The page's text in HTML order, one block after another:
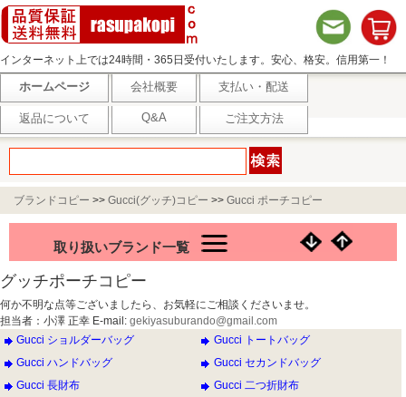
インターネット上では24時間・365日受付いたします。安心、格安。信用第一！
ホームページ 会社概要 支払い・配送
返品について Q&A ご注文方法
ブランドコピー >> Gucci(グッチ)コピー >> Gucci ポーチコピー
取り扱いブランド一覧
グッチポーチコピー
何か不明な点等ございましたら、お気軽にご相談くださいませ。
担当者：小澤 正幸 E-mail: gekiyasuburando@gmail.com
Gucci ショルダーバッグ
Gucci トートバッグ
Gucci ハンドバッグ
Gucci セカンドバッグ
Gucci 長財布
Gucci 二つ折財布